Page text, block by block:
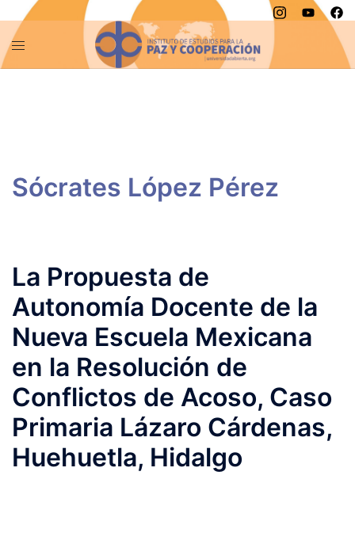
Saltar
contenido
La Propuesta de
Autonomía Docente de la
Nueva Escuela Mexicana
en la Resolución de
Conflictos de Acoso, Caso
Primaria Lázaro Cárdenas,
Huehuetla, Hidalgo